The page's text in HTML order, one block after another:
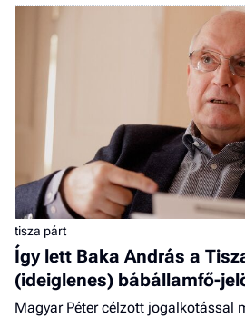
tisza párt
Így lett Baka András a
(ideiglenes) bábállamfő-
Magyar Péter célzott jogalkotással